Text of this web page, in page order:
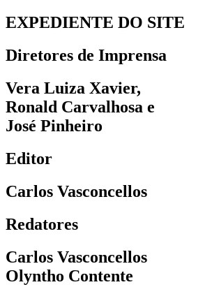
EXPEDIENTE DO SITE
Diretores de Imprensa
Vera Luiza Xavier,
Ronald Carvalhosa e
José Pinheiro
Editor
Carlos Vasconcellos
Redatores
Carlos Vasconcellos
Olyntho Contente